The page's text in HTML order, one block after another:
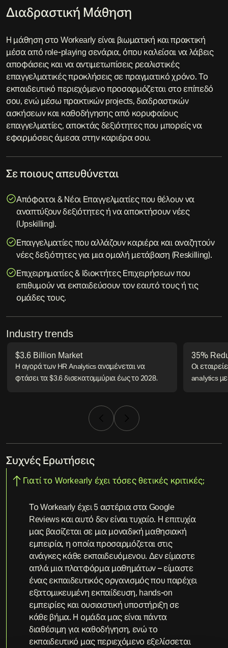
Διαδραστική Μάθηση
Η μάθηση στο Workearly είναι βιωματική και πρακτική
μέσα από role-playing σενάρια, όπου καλείσαι να λάβεις
αποφάσεις και να αντιμετωπίσεις ρεαλιστικές
επαγγελματικές προκλήσεις σε πραγματικό χρόνο. Το
εκπαιδευτικό περιεχόμενο προσαρμόζεται στο επίπεδό
σου, ενώ μέσω πρακτικών projects, διαδραστικών
ασκήσεων και καθοδήγησης από κορυφαίους
επαγγελματίες, αποκτάς δεξιότητες που μπορείς να
εφαρμόσεις άμεσα στην καριέρα σου.
Σε ποιους απευθύνεται
Απόφοιτοι & Νέοι Επαγγελματίες που θέλουν να
αναπτύξουν δεξιότητες ή να αποκτήσουν νέες
(Upskilling).
Επαγγελματίες που αλλάζουν καριέρα και αναζητούν
νέες δεξιότητες για μια ομαλή μετάβαση (Reskilling).
Επιχειρηματίες & Ιδιοκτήτες Επιχειρήσεων που
επιθυμούν να εκπαιδεύσουν τον εαυτό τους ή τις
ομάδες τους.
Industry trends
$3.6 Billion Market
Η αγορά των HR Analytics αναμένεται να
φτάσει τα $3.6 δισεκατομμύρια έως το 2028.
35%
Οι
analytics
Συχνές Ερωτήσεις
Γιατί το Workearly έχει τόσες θετικές κριτικές;
Το Workearly έχει 5 αστέρια στα Google
Reviews και αυτό δεν είναι τυχαίο. Η επιτυχία
μας βασίζεται σε μια μοναδική μαθησιακή
εμπειρία, η οποία προσαρμόζεται στις
ανάγκες κάθε εκπαιδευόμενου. Δεν είμαστε
απλά μια πλατφόρμα μαθημάτων – είμαστε
ένας εκπαιδευτικός οργανισμός που παρέχει
εξατομικευμένη εκπαίδευση, hands-on
εμπειρίες και ουσιαστική υποστήριξη σε
κάθε βήμα. Η ομάδα μας είναι πάντα
διαθέσιμη για καθοδήγηση, ενώ το
εκπαιδευτικό μας περιεχόμενο εξελίσσεται